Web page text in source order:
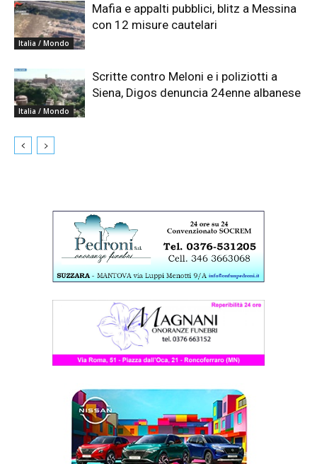
Italia / Mondo
Mafia e appalti pubblici, blitz a Messina
con 12 misure cautelari
Italia / Mondo
Scritte contro Meloni e i poliziotti a
Siena, Digos denuncia 24enne albanese